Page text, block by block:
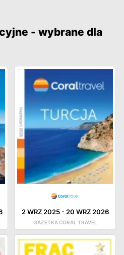
- wybrane dla
2 WRZ 2025-20 WRZ 2026
GAZETKA CORAL TRAVEL